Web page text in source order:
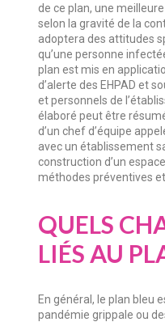
de ce plan, une
selon la gravité de la
adoptera des attitudes
qu’une personne
plan est mis en
d’alerte des EHPAD et
et personnels de
élaboré peut être
d’un chef d’équipe
avec un établissement
construction d’un
méthodes préventives
QUELS
LIÉS AU
En général, le plan bleu
pandémie grippale ou